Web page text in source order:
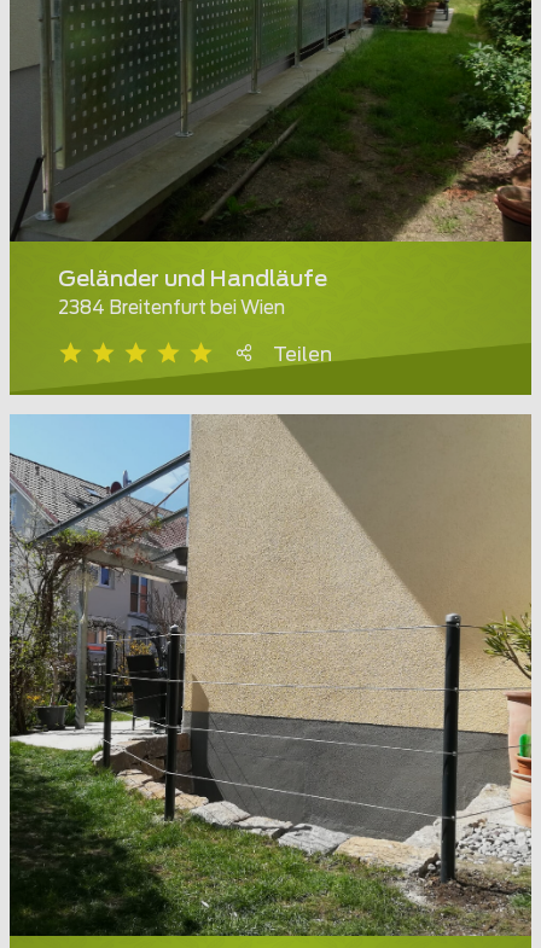
Geländer und Handläufe
2384 Breitenfurt bei Wien
Teilen